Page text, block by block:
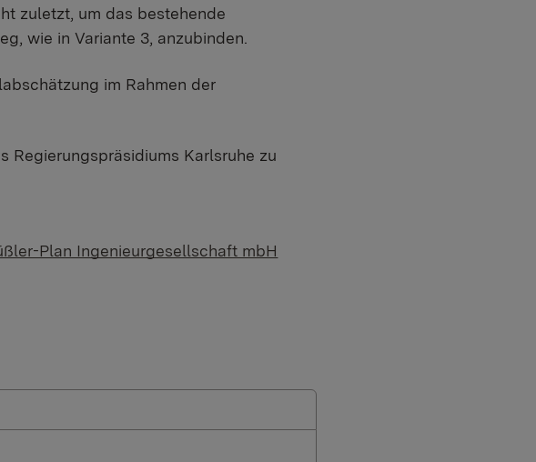
zuletzt, um das bestehende
wie in Variante 3, anzubinden.
im Rahmen der
Regierungspräsidiums Karlsruhe zu
Plan Ingenieurgesellschaft mbH